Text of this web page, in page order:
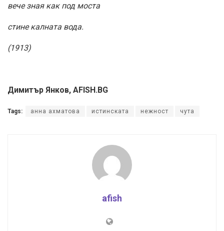
вече зная как под моста
стине калната вода.
(1913)
Димитър Янков, AFISH.BG
Tags: анна ахматова истинската нежност чута
afish